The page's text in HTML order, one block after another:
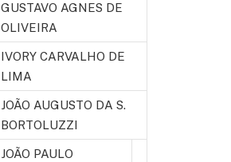
GUSTAVO AGNES DE
OLIVEIRA
IVORY CARVALHO DE
LIMA
JOÃO AUGUSTO DA S.
BORTOLUZZI
JOÃO PAULO